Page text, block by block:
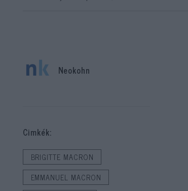
Neokohn
Cimkék:
BRIGITTE MACRON
EMMANUEL MACRON